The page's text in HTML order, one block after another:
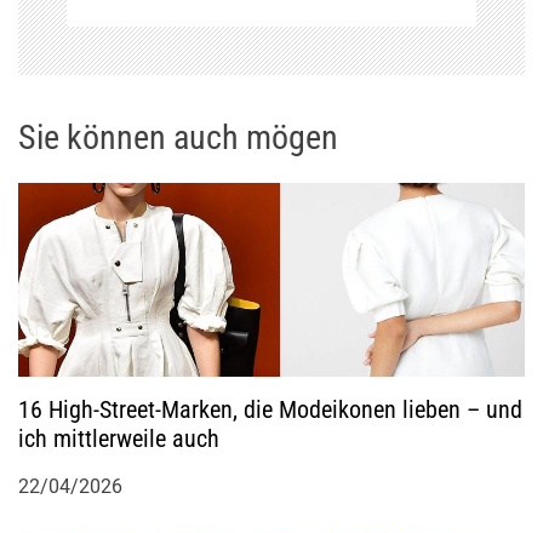
s
a
v
i
g
a
t
i
Sie können auch mögen
16 High-Street-Marken, die Modeikonen lieben – und
ich mittlerweile auch
22/04/2026